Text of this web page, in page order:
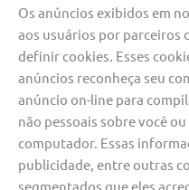
Os anúncios exibidos em
aos usuários por parceiros
definir cookies. Esses
anúncios reconheça seu
anúncio on-line para
não pessoais sobre você
computador. Essas
publicidade, entre outras
segmentados que eles